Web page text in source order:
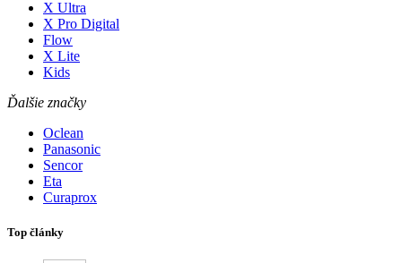
X Ultra
X Pro Digital
Flow
X Lite
Kids
Ďalšie značky
Oclean
Panasonic
Sencor
Eta
Curaprox
Top články